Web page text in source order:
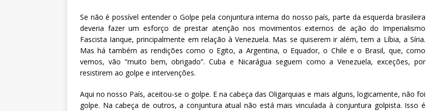
Se não é possível entender o Golpe pela conjuntura interna do nosso país, parte da esquerda brasileira
deveria fazer um esforço de prestar atenção nos movimentos externos de ação do Imperialismo
Fascista Ianque, principalmente em relação à Venezuela. Mas se quiserem ir além, tem a Líbia, a Síria.
Mas há também as rendições como o Egito, a Argentina, o Equador, o Chile e o Brasil, que, como
vemos, vão “muito bem, obrigado”. Cuba e Nicarágua seguem como a Venezuela, exceções, por
resistirem ao golpe e intervenções.
Aqui no nosso País, aceitou-se o golpe. E na cabeça das Oligarquias e mais alguns, logicamente, não foi
golpe. Na cabeça de outros, a conjuntura atual não está mais vinculada à conjuntura golpista. Isso é